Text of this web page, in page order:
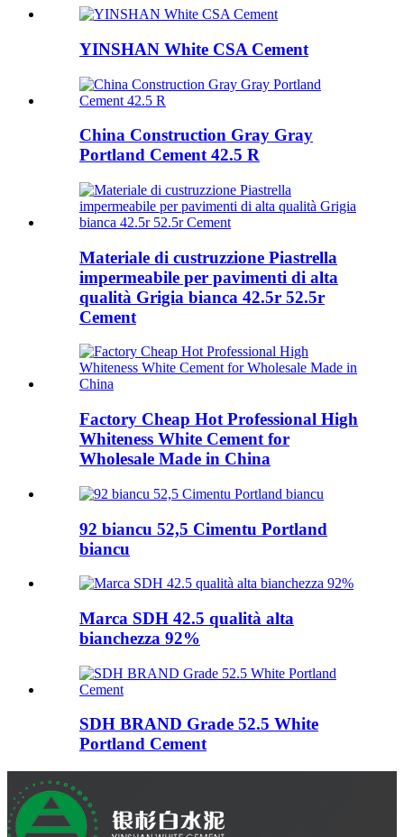
YINSHAN White CSA Cement
China Construction Gray Gray
Portland Cement 42.5 R
Materiale di custruzzione Piastrella
impermeabile per pavimenti di alta
qualità Grigia bianca 42.5r 52.5r
Cement
Factory Cheap Hot Professional High
Whiteness White Cement for
Wholesale Made in China
92 biancu 52,5 Cimentu Portland
biancu
Marca SDH 42.5 qualità alta
bianchezza 92%
SDH BRAND Grade 52.5 White
Portland Cement